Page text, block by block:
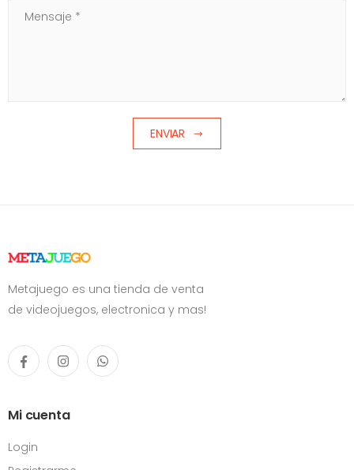
Mensaje
ENVIAR
Metajuego es una tienda de venta
de videojuegos, electronica y mas!
Mi cuenta
Login